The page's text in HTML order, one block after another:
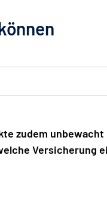
zudem unbewacht
Versicherung